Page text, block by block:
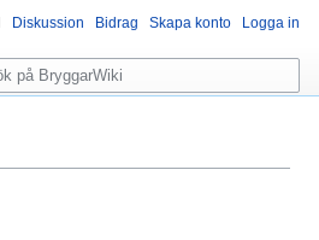
Diskussion Bidrag Skapa konto Logga in